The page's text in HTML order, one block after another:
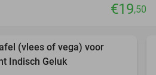
€19,50
(vlees of vega) voor
Indisch Geluk